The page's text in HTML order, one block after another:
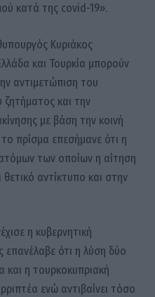
κατά της covid-19».
Κυριάκος
και Τουρκία μπορούν
αντιμετώπιση του
και την
με βάση την κοινή
πρίσμα επεσήμανε ότι η
των οποίων η αίτηση
αντίκτυπο και στην
η κυβερνητική
ότι η λύση δύο
και η τουρκοκυπριακή
ενώ αντιβαίνει τόσο